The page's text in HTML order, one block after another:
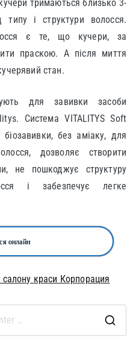
тримаються близько 3-
і структури волосся.
є те, що кучери, за
праскою. А після миття
стан.
для завивки засоби
Система VITALITYS Soft
без аміаку, для
дозволяє створити
не пошкоджує структуру
і забезпечує легке
онлайн
салону краси Корпорация